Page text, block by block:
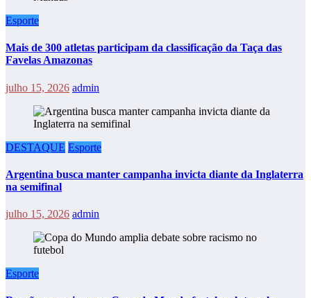
Esporte
Mais de 300 atletas participam da classificação da Taça das
Favelas Amazonas
julho 15, 2026 admin
DESTAQUE Esporte
Argentina busca manter campanha invicta diante da Inglaterra
na semifinal
julho 15, 2026 admin
Esporte